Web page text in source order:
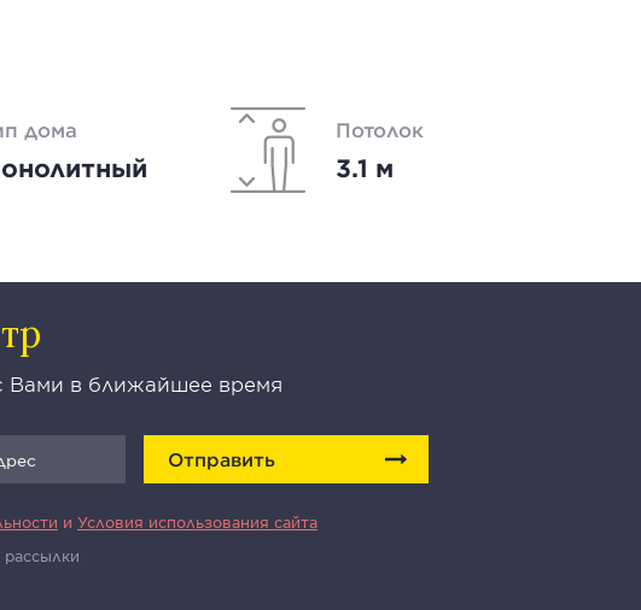
дома Потолок
3.1 м
Вами в ближайшее время
Отправить
и Условия использования сайта